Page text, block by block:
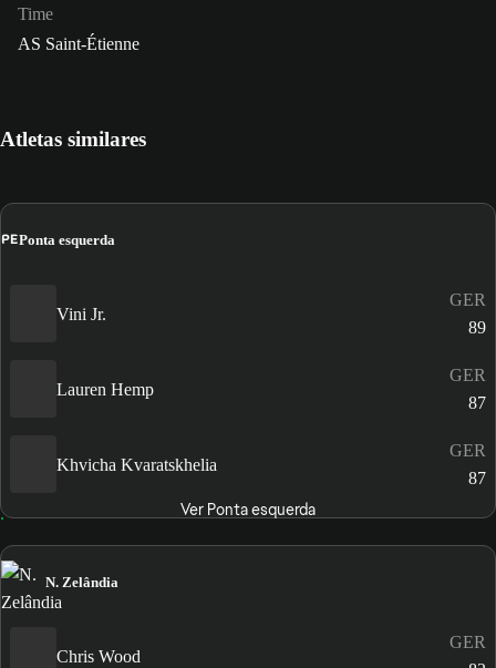
Time
AS Saint-Étienne
Atletas similares
PEPonta esquerda
Vini Jr.
GER
89
Lauren Hemp
GER
87
Khvicha Kvaratskhelia
GER
87
Ver Ponta esquerda
N. Zelândia
Chris Wood
GER